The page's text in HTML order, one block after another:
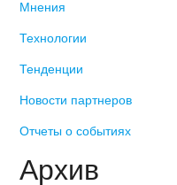
Мнения
Технологии
Тенденции
Новости партнеров
Отчеты о событиях
Архив